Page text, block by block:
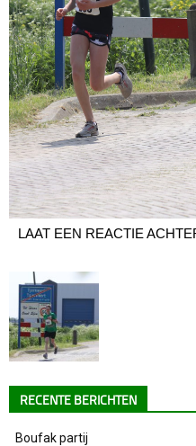
LAAT EEN REACTIE
RECENTE BERICHTEN
Boufak partij